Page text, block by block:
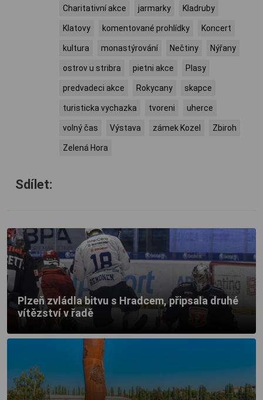
Charitativní akce jarmarky Kladruby
Klatovy komentované prohlídky Koncert
kultura monastýrování Nečtiny Nýřany
ostrov u stribra pietni akce Plasy
predvadeci akce Rokycany skapce
turisticka vychazka tvoreni uherce
volný čas Výstava zámek Kozel Zbiroh
Zelená Hora
Sdílet:
Plzeň zvládla bitvu s Hradcem, připsala druhé
vítězství v řadě